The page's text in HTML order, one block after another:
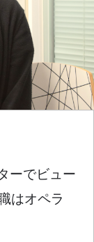
ーでビュー
はオペラ